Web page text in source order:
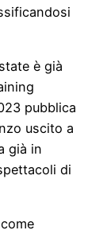
è già
pubblica
uscito a
già in
di